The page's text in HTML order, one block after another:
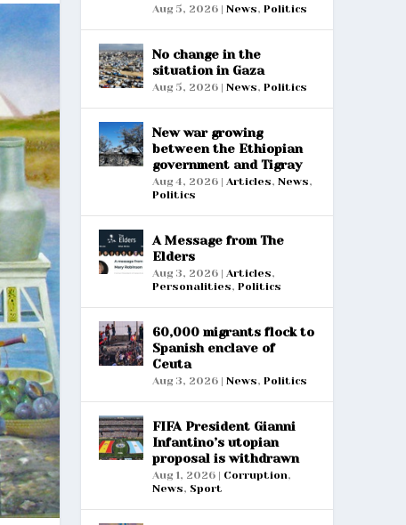
Aug 5, 2026| News, Politics
No change in the
situation in Gaza
Aug 5, 2026| News, Politics
New war growing
between the Ethiopian
government and Tigray
Aug 4, 2026| Articles, News,
Politics
A Message from The
Elders
Aug 3, 2026| Articles,
Personalities, Politics
60,000 migrants flock to
Spanish enclave of
Ceuta
Aug 3, 2026| News, Politics
FIFA President Gianni
Infantino’s utopian
proposal is withdrawn
Aug 1, 2026| Corruption,
News, Sport